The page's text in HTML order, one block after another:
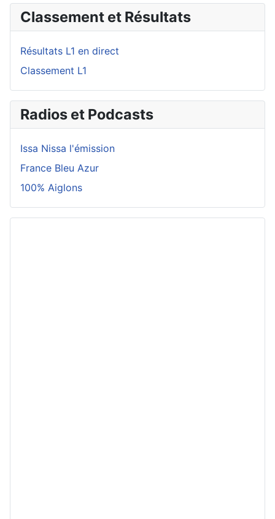
Classement et Résultats
Résultats L1 en direct
Classement L1
Radios et Podcasts
Issa Nissa l'émission
France Bleu Azur
100% Aiglons